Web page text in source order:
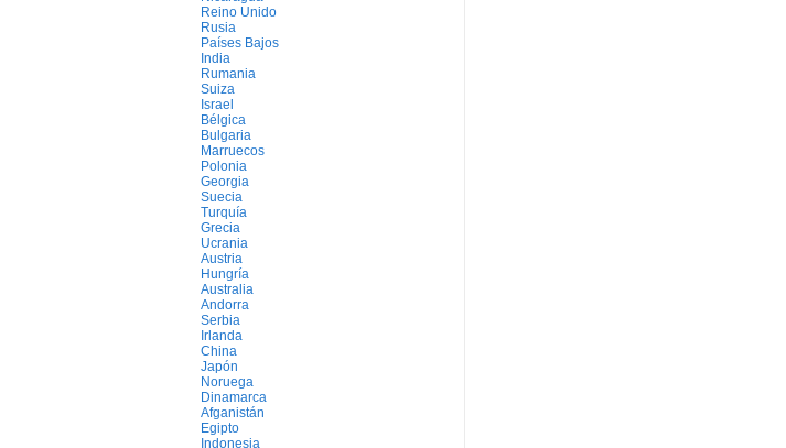
Reino Unido
Rusia
Países Bajos
India
Rumania
Suiza
Israel
Bélgica
Bulgaria
Marruecos
Polonia
Georgia
Suecia
Turquía
Grecia
Ucrania
Austria
Hungría
Australia
Andorra
Serbia
Irlanda
China
Japón
Noruega
Dinamarca
Afganistán
Egipto
Indonesia